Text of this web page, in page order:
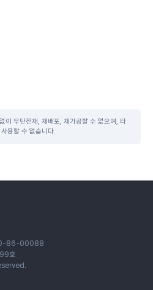
이 무단전재, 재배포, 재가공할 수 없으며, 타
용할 수 없습니다.
86-00088
호